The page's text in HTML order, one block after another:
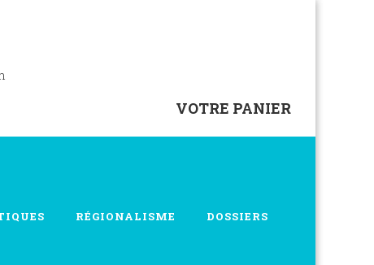
VOTRE PANIER
RÉGIONALISME DOSSIERS